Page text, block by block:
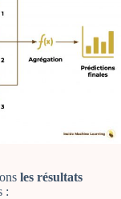
les résultats
: